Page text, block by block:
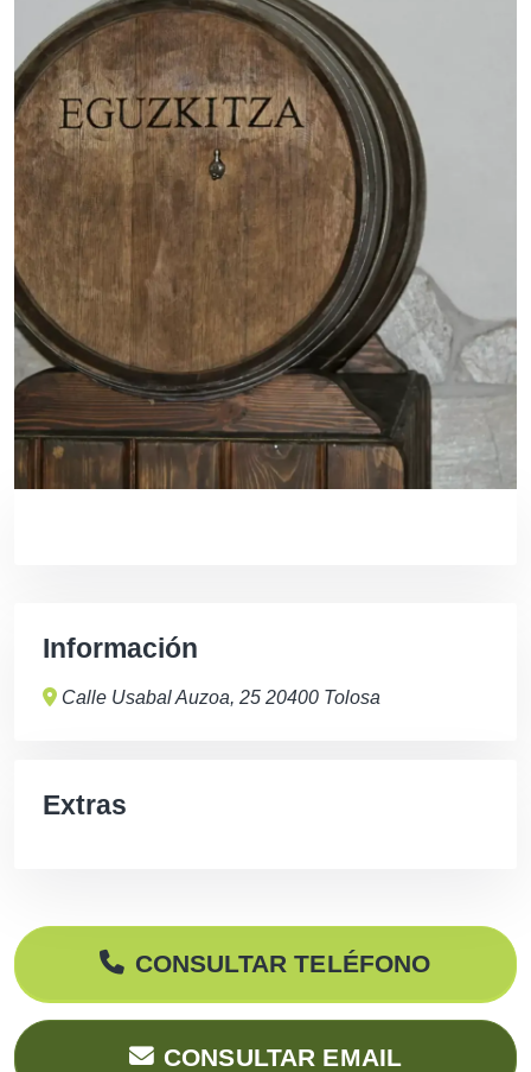
Información
Calle Usabal Auzoa, 25 20400 Tolosa
Extras
CONSULTAR TELÉFONO
CONSULTAR EMAIL